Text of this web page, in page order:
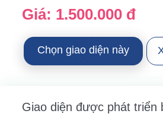
Giá: 1.500.000 đ
Chọn giao diện này
Giao diện được phát triển